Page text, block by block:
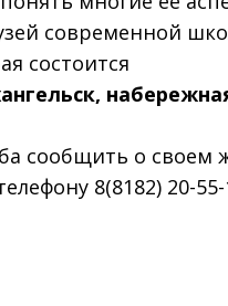
современной
состоится
сообщить о своем
8(8182) 20-